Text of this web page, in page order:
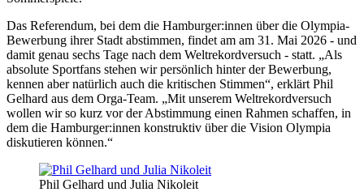
Das Referendum, bei dem die Hamburger:innen über die Olympia-
Bewerbung ihrer Stadt abstimmen, findet am am 31. Mai 2026 - und
damit genau sechs Tage nach dem Weltrekordversuch - statt. „Als
absolute Sportfans stehen wir persönlich hinter der Bewerbung,
kennen aber natürlich auch die kritischen Stimmen“, erklärt Phil
Gelhard aus dem Orga-Team. „Mit unserem Weltrekordversuch
wollen wir so kurz vor der Abstimmung einen Rahmen schaffen, in
dem die Hamburger:innen konstruktiv über die Vision Olympia
diskutieren können.“
Phil Gelhard und Julia Nikoleit